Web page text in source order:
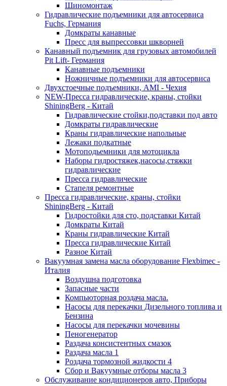
Шиномонтаж
Гидравлические подъемники для автосервиса
Fuchs, Германия
Домкраты канавные
Пресс для выпрессовки шкворней
Канавный подъемник для грузовых автомобилей
Pit Lift- Германия
Канавные подъемники
Ножничные подъемники для автосервиса
Двухстоечные подъемники, АМІ - Чехия
NEW-Пресса гидравлические, краны, стойки
ShiningBerg - Китай
Гидравлические стойки,подставки под авто
Домкраты гидравлические
Краны гидравлические напольные
Лежаки подкатные
Мотоподьемники для мотоцикла
Наборы гидростяжек,насосы,стяжки
гидравлические
Пресса гидравлические
Стапеля ремонтные
Пресса гидравлические, краны, стойки
ShiningBerg - Китай
Гидростойки для сто, подставки Китай
Домкраты Китай
Краны гидравлические Китай
Пресса гидравлические Китай
Разное Китай
Вакуумная замена масла оборудование Flexbimeс -
Италия
Воздушна подготовка
Запасные части
Компьюторная роздача масла.
Насосы для перекачки Дизельного топлива и
Бензина
Насосы для перекачки мочевины
Пеногенератор
Раздача консистентных смазок
Раздача масла 1
Роздача тормозной жидкости 4
Сбор и Вакуумные отборы масла 3
Обслуживание кондиционеров авто, Приборы